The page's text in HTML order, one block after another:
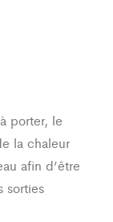
porter, le
la chaleur
afin d’être
sorties